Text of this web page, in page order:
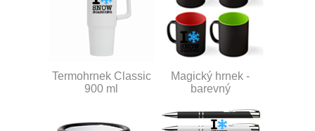
Termohrnek Classic
900 ml
Magický hrnek -
barevný